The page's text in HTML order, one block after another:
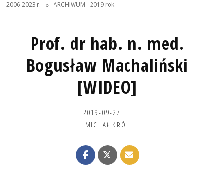
2006-2023 r.
» ARCHIWUM - 2019 rok
Prof. dr hab. n. med.
Bogusław Machaliński
[WIDEO]
2019-09-27
MICHAŁ KRÓL